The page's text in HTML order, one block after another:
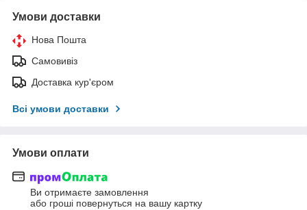
Умови доставки
Нова Пошта
Самовивіз
Доставка кур'єром
Всі умови доставки
Умови оплати
Ви отримаєте замовлення
або гроші повернуться на вашу картку